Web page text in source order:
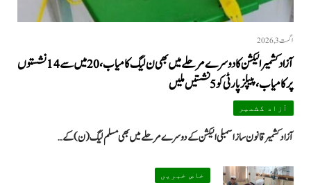
اگست 3, 2026
آزاد کشمیر الیکشن کا دوسرے مرحلے میں بھی ن لیگ کامیاب، 20 میں سے 14 نشستوں
پر کامیاب، پیپلزپارٹی کو 5 نشستیں ملیں
آزاد کشمیر
آزاد کشمیر قانون ساز اسمبلی الیکشن کے دوسرے مرحلے میں بھی مسلم لیگ (ن) کے…
خاص خبریں